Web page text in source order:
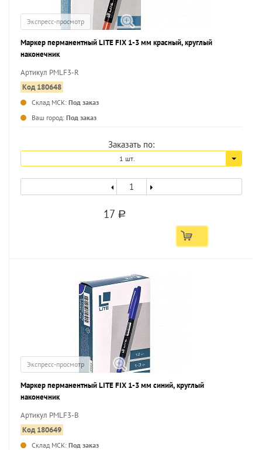
Экспресс-просмотр
Маркер перманентный LITE FIX 1-3 мм красный, круглый
наконечник
Артикул PMLF3-R
Код 180648
Склад МСК: Под заказ
Ваш город: Под заказ
Заказать по:
1 шт.
17 a
Экспресс-просмотр
Маркер перманентный LITE FIX 1-3 мм синий, круглый
наконечник
Артикул PMLF3-B
Код 180649
Склад МСК: Под заказ